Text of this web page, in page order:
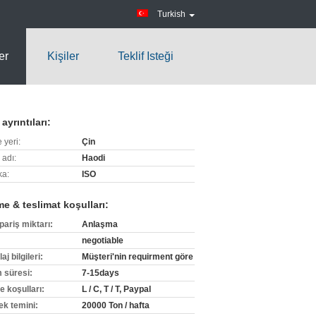
Turkish
Kişiler Teklif Isteği
yeri:
Çin
Haodi
ISO
& teslimat koşulları:
miktarı:
Anlaşma
negotiable
bilgileri:
Müşteri'nin requirment göre
süresi:
7-15days
koşulları:
L / C, T / T, Paypal
temini:
20000 Ton / hafta